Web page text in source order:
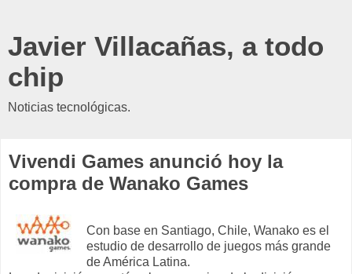
Javier Villacañas, a todo
chip
Noticias tecnológicas.
Vivendi Games anunció hoy la
compra de Wanako Games
Con base en Santiago, Chile, Wanako es el
estudio de desarrollo de juegos más grande
de América Latina.